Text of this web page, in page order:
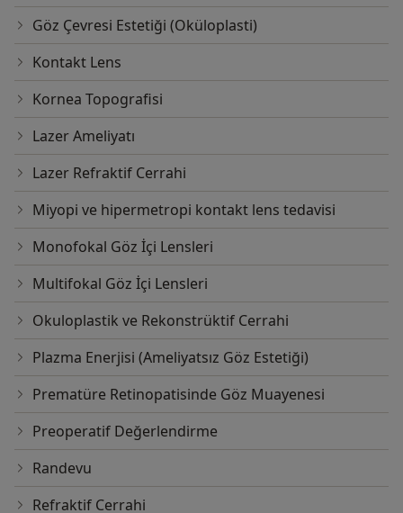
Göz Çevresi Estetiği (Oküloplasti)
Kontakt Lens
Kornea Topografisi
Lazer Ameliyatı
Lazer Refraktif Cerrahi
Miyopi ve hipermetropi kontakt lens tedavisi
Monofokal Göz İçi Lensleri
Multifokal Göz İçi Lensleri
Okuloplastik ve Rekonstrüktif Cerrahi
Plazma Enerjisi (Ameliyatsız Göz Estetiği)
Prematüre Retinopatisinde Göz Muayenesi
Preoperatif Değerlendirme
Randevu
Refraktif Cerrahi